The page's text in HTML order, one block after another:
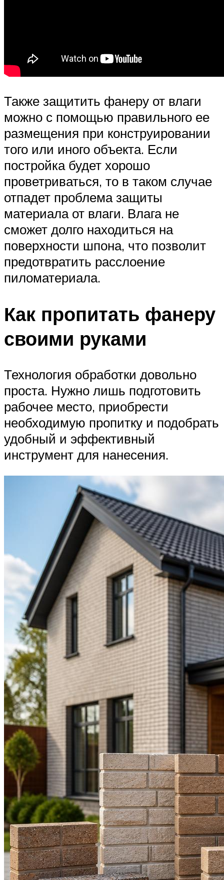
Также защитить фанеру от влаги
можно с помощью правильного ее
размещения при конструировании
того или иного объекта. Если
постройка будет хорошо
проветриваться, то в таком случае
отпадет проблема защиты
материала от влаги. Влага не
сможет долго находиться на
поверхности шпона, что позволит
предотвратить расслоение
пиломатериала.
Как пропитать фанеру
своими руками
Технология обработки довольно
проста. Нужно лишь подготовить
рабочее место, приобрести
необходимую пропитку и подобрать
удобный и эффективный
инструмент для нанесения.